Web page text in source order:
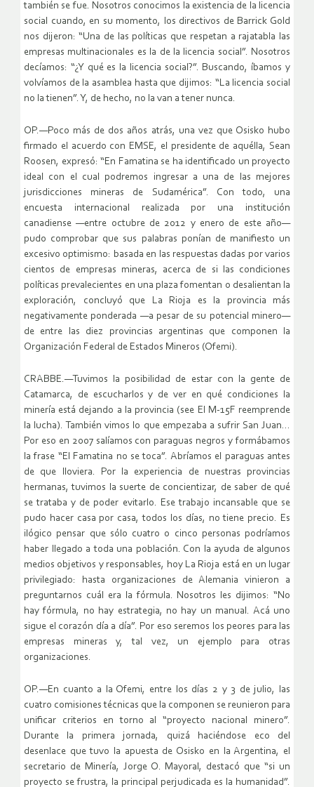
también se fue. Nosotros conocimos la existencia de la licencia
social cuando, en su momento, los directivos de Barrick Gold
nos dijeron: “Una de las políticas que respetan a rajatabla las
empresas multinacionales es la de la licencia social”. Nosotros
decíamos: “¿Y qué es la licencia social?”. Buscando, íbamos y
volvíamos de la asamblea hasta que dijimos: “La licencia social
no la tienen”. Y, de hecho, no la van a tener nunca.
OP.—Poco más de dos años atrás, una vez que Osisko hubo
firmado el acuerdo con EMSE, el presidente de aquélla, Sean
Roosen, expresó: “En Famatina se ha identificado un proyecto
ideal con el cual podremos ingresar a una de las mejores
jurisdicciones mineras de Sudamérica”. Con todo, una
encuesta internacional realizada por una institución
canadiense —entre octubre de 2012 y enero de este año—
pudo comprobar que sus palabras ponían de manifiesto un
excesivo optimismo: basada en las respuestas dadas por varios
cientos de empresas mineras, acerca de si las condiciones
políticas prevalecientes en una plaza fomentan o desalientan la
exploración, concluyó que La Rioja es la provincia más
negativamente ponderada —a pesar de su potencial minero—
de entre las diez provincias argentinas que componen la
Organización Federal de Estados Mineros (Ofemi).
CRABBE.—Tuvimos la posibilidad de estar con la gente de
Catamarca, de escucharlos y de ver en qué condiciones la
minería está dejando a la provincia (see El M-15F reemprende
la lucha). También vimos lo que empezaba a sufrir San Juan…
Por eso en 2007 salíamos con paraguas negros y formábamos
la frase “El Famatina no se toca”. Abríamos el paraguas antes
de que lloviera. Por la experiencia de nuestras provincias
hermanas, tuvimos la suerte de concientizar, de saber de qué
se trataba y de poder evitarlo. Ese trabajo incansable que se
pudo hacer casa por casa, todos los días, no tiene precio. Es
ilógico pensar que sólo cuatro o cinco personas podríamos
haber llegado a toda una población. Con la ayuda de algunos
medios objetivos y responsables, hoy La Rioja está en un lugar
privilegiado: hasta organizaciones de Alemania vinieron a
preguntarnos cuál era la fórmula. Nosotros les dijimos: “No
hay fórmula, no hay estrategia, no hay un manual. Acá uno
sigue el corazón día a día”. Por eso seremos los peores para las
empresas mineras y, tal vez, un ejemplo para otras
organizaciones.
OP.—En cuanto a la Ofemi, entre los días 2 y 3 de julio, las
cuatro comisiones técnicas que la componen se reunieron para
unificar criterios en torno al “proyecto nacional minero”.
Durante la primera jornada, quizá haciéndose eco del
desenlace que tuvo la apuesta de Osisko en la Argentina, el
secretario de Minería, Jorge O. Mayoral, destacó que “si un
proyecto se frustra, la principal perjudicada es la humanidad”.